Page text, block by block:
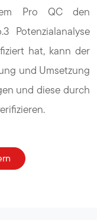
Pro QC den
Potenzialanalyse
hat, kann der
und Umsetzung
und diese durch